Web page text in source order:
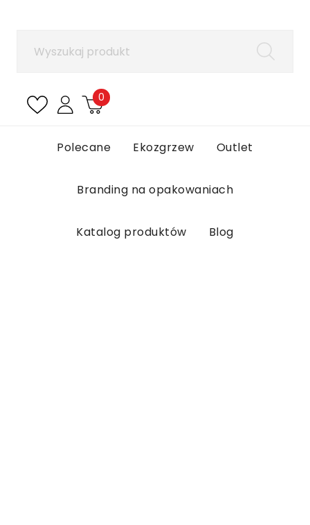
0
Polecane Ekozgrzew Outlet
Branding na opakowaniach
Katalog produktów Blog
Aby zapisać produkty na liście ulubionych, musisz
Anuluj Zaloguj się